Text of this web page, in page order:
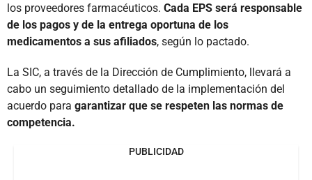
los proveedores farmacéuticos. Cada EPS será responsable
de los pagos y de la entrega oportuna de los
medicamentos a sus afiliados, según lo pactado.
La SIC, a través de la Dirección de Cumplimiento, llevará a
cabo un seguimiento detallado de la implementación del
acuerdo para garantizar que se respeten las normas de
competencia.
PUBLICIDAD